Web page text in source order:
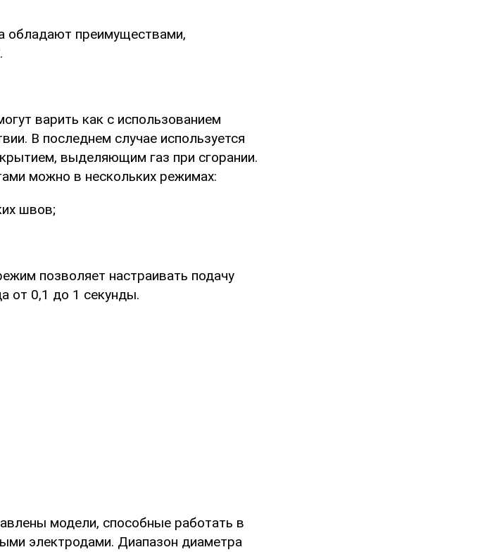
обладают преимуществами,
варить как с использованием
В последнем случае используется
выделяющим газ при сгорании.
можно в нескольких режимах:
швов;
позволяет настраивать подачу
от 0,1 до 1 секунды.
модели, способные работать в
электродами. Диапазон диаметра